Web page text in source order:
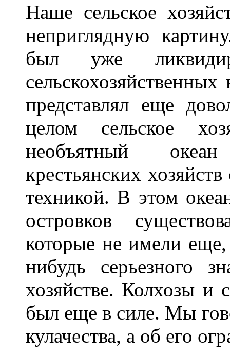
Наше сельское
неприглядную
был уже
сельскохозяйственных
представлял еще
целом сельское
необъятный
крестьянских
техникой. В этом
островков
которые не имели еще,
нибудь серьезного
хозяйстве. Колхозы и
был еще в силе. Мы
кулачества, а об его